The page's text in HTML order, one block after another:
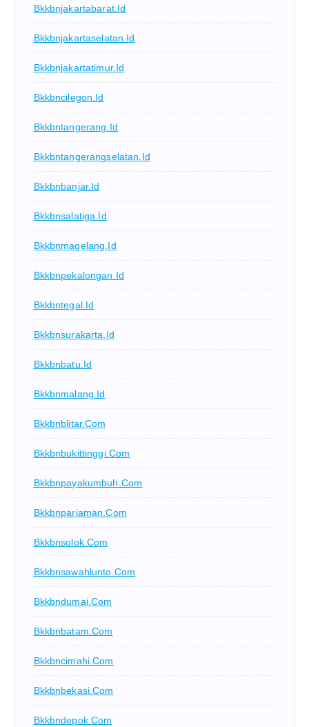
Bkkbnjakartabarat.id
Bkkbnjakartaselatan.id
Bkkbnjakartatimur.id
Bkkbncilegon.id
Bkkbntangerang.id
Bkkbntangerangselatan.id
Bkkbnbanjar.id
Bkkbnsalatiga.id
Bkkbnmagelang.id
Bkkbnpekalongan.id
Bkkbntegal.id
Bkkbnsurakarta.id
Bkkbnbatu.id
Bkkbnmalang.id
Bkkbnblitar.com
Bkkbnbukittinggi.com
Bkkbnpayakumbuh.com
Bkkbnpariaman.com
Bkkbnsolok.com
Bkkbnsawahlunto.com
Bkkbndumai.com
Bkkbnbatam.com
Bkkbncimahi.com
Bkkbnbekasi.com
Bkkbndepok.com